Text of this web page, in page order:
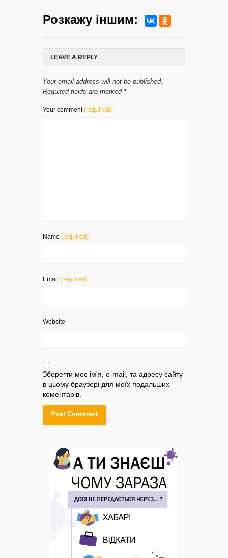
Розкажу iншим:
LEAVE A REPLY
Your email address will not be published.
Required fields are marked *
Your comment(required):
Name (required):
Email (required):
Website
Зберегти моє ім'я, e-mail, та адресу сайту
в цьому браузері для моїх подальших
коментарів.